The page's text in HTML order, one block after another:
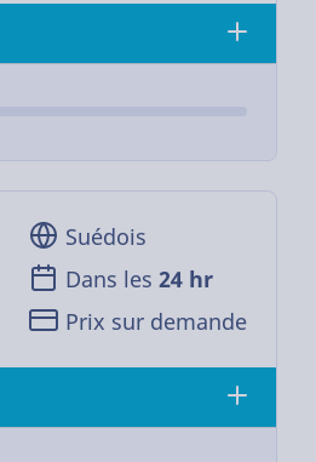
Suédois
Dans les 24 hr
Prix sur demande